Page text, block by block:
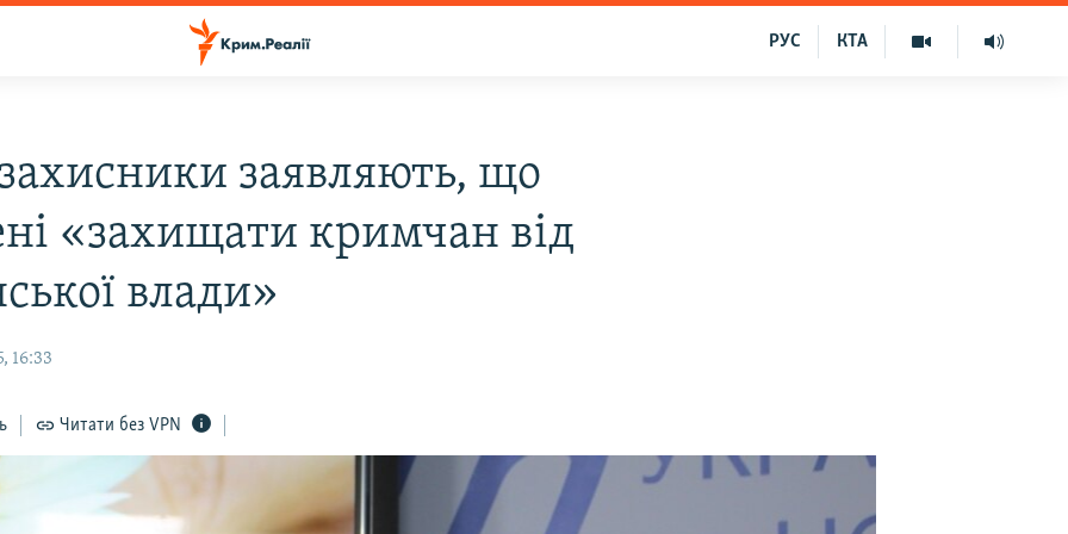
КТА
РУС
заявляють, що
«захищати кримчан від
влади»
16:33
Читати без VPN